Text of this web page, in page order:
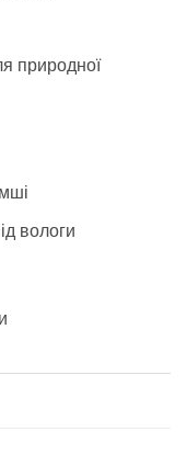
природної
вологи